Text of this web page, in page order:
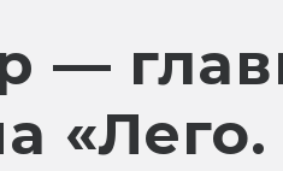
—